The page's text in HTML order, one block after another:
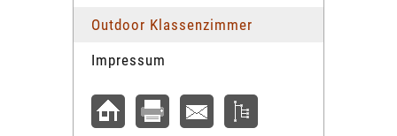
Outdoor Klassenzimmer
Impressum